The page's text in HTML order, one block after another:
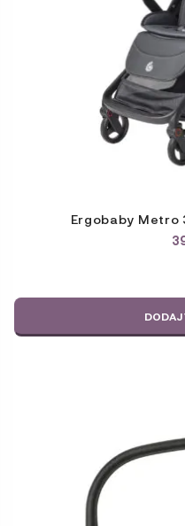
Ergobaby Metro
DODAJ